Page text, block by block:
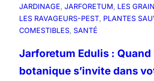
JARDINAGE, JARFORETUM, LES
LES RAVAGEURS-PEST, PLANTES
COMESTIBLES, SANTÉ
Jarforetum Edulis : Quand
botanique s’invite dans